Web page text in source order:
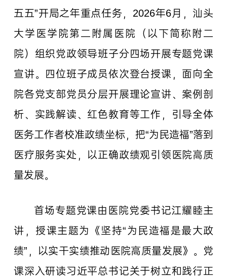
五五”开局之年重点任务，2026年6月，汕头
大学医学院第二附属医院（以下简称附二
院）组织党政领导班子分四场开展专题党课
宣讲。四位班子成员依次登台授课，面向全
院各党支部党员分层开展理论宣讲、案例剖
析、实践解读、红色教育等工作，引导全体
医务工作者校准政绩坐标，把“为民造福”落到
医疗服务实处，以正确政绩观引领医院高质
量发展。
首场专题党课由医院党委书记江耀睦主
讲，授课主题为《坚持“为民造福是最大政
绩”，以实干实绩推动医院高质量发展》。党
课深入研读习近平总书记关于树立和践行正